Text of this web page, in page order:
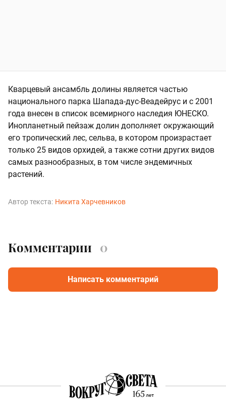
Кварцевый ансамбль долины является частью
национального парка Шапада-дус-Веадейрус и с 2001
года внесен в список всемирного наследия ЮНЕСКО.
Инопланетный пейзаж долин дополняет окружающий
его тропический лес, сельва, в котором произрастает
только 25 видов орхидей, а также сотни других видов
самых разнообразных, в том числе эндемичных
растений.
Автор текста: Никита Харчевников
Комментарии 0
Написать комментарий